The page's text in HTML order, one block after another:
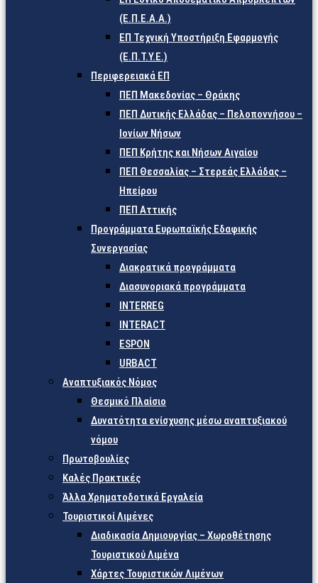
(Ε.Π.Ε.Α.Α.)
ΕΠ Τεχνική Υποστήριξη Εφαρμογής
(Ε.Π.Τ.Υ.Ε.)
Περιφερειακά ΕΠ
ΠΕΠ Μακεδονίας – Θράκης
ΠΕΠ Δυτικής Ελλάδας – Πελοποννήσου –
Ιονίων Νήσων
ΠΕΠ Κρήτης και Νήσων Αιγαίου
ΠΕΠ Θεσσαλίας – Στερεάς Ελλάδας –
Ηπείρου
ΠΕΠ Αττικής
Προγράμματα Ευρωπαϊκής Εδαφικής
Συνεργασίας
Διακρατικά προγράμματα
Διασυνοριακά προγράμματα
INTERREG
INTERACT
ESPON
URBACT
Αναπτυξιακός Νόμος
Θεσμικό Πλαίσιο
Δυνατότητα ενίσχυσης μέσω αναπτυξιακού
νόμου
Πρωτοβουλίες
Καλές Πρακτικές
Άλλα Χρηματοδοτικά Εργαλεία
Τουριστικοί Λιμένες
Διαδικασία Δημιουργίας – Χωροθέτησης
Τουριστικού Λιμένα
Χάρτες Τουριστικών Λιμένων